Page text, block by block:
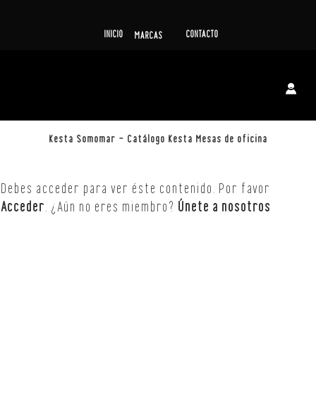
INICIO MARCAS CONTACTO
Kesta Somomar – Catálogo Kesta Mesas de oficina
Debes acceder para ver éste contenido. Por favor
Acceder. ¿Aún no eres miembro? Únete a nosotros